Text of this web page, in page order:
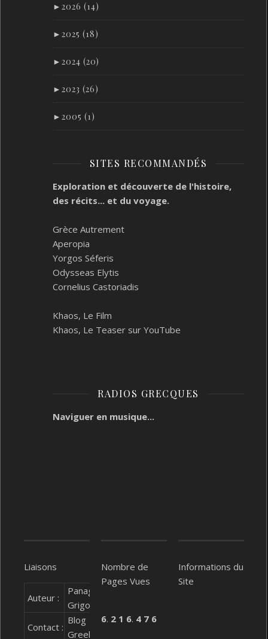
► 2026 (14)
► 2025 (18)
► 2024 (20)
► 2023 (26)
► 2005 (1)
SITES RECOMMANDÉS
Exploration et découverte de l'histoire,
des récits... et du voyage.
Grèce Autrement
Aperopia
Yorgos Séferis
Odysseas Elytis
Cornelius Castoriadis
Khaos, Le Film
Khaos, Le Teaser sur YouTube
RADIOS GRECQUES
Naviguer en musique...
Liaisons
Auteur :
Panagiótis
Grigoríou
Contact :
Blog
GreekCity
Nombre de
Pages Vues
6. 2 1 6. 4 7 6
Informations du
Site